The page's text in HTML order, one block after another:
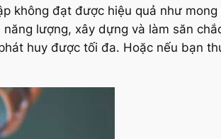
không đạt được hiệu quả như mong
lượng, xây dựng và làm săn
huy được tối đa. Hoặc nếu bạn